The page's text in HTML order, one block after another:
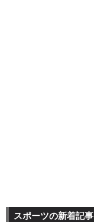
スポーツの新着記事